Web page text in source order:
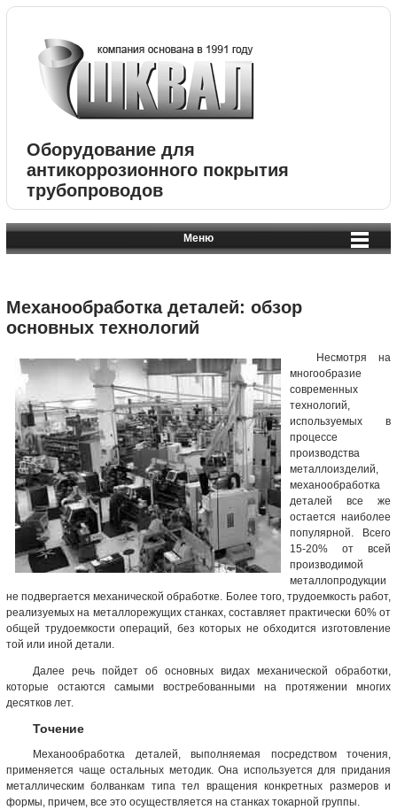
Оборудование для
антикоррозионного покрытия
трубопроводов
Меню
Механообработка деталей: обзор
основных технологий
Несмотря на
многообразие
современных
технологий,
используемых в
процессе
производства
металлоизделий,
механообработка
деталей все же
остается наиболее
популярной. Всего
15-20% от всей
производимой
металлопродукции
не подвергается механической обработке. Более того, трудоемкость работ,
реализуемых на металлорежущих станках, составляет практически 60% от
общей трудоемкости операций, без которых не обходится изготовление
той или иной детали.
Далее речь пойдет об основных видах механической обработки,
которые остаются самыми востребованными на протяжении многих
десятков лет.
Точение
Механообработка деталей, выполняемая посредством точения,
применяется чаще остальных методик. Она используется для придания
металлическим болванкам типа тел вращения конкретных размеров и
формы, причем, все это осуществляется на станках токарной группы.